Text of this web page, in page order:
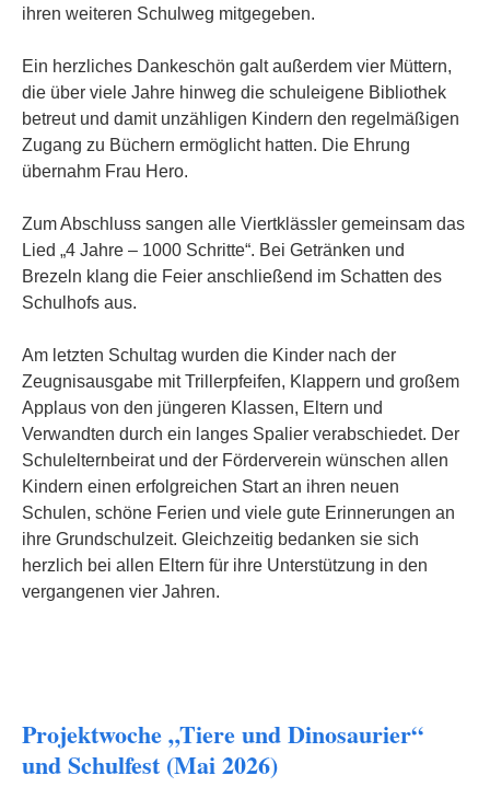
ihren weiteren Schulweg mitgegeben.
Ein herzliches Dankeschön galt außerdem vier Müttern,
die über viele Jahre hinweg die schuleigene Bibliothek
betreut und damit unzähligen Kindern den regelmäßigen
Zugang zu Büchern ermöglicht hatten. Die Ehrung
übernahm Frau Hero.
Zum Abschluss sangen alle Viertklässler gemeinsam das
Lied „4 Jahre – 1000 Schritte“. Bei Getränken und
Brezeln klang die Feier anschließend im Schatten des
Schulhofs aus.
Am letzten Schultag wurden die Kinder nach der
Zeugnisausgabe mit Trillerpfeifen, Klappern und großem
Applaus von den jüngeren Klassen, Eltern und
Verwandten durch ein langes Spalier verabschiedet. Der
Schulelternbeirat und der Förderverein wünschen allen
Kindern einen erfolgreichen Start an ihren neuen
Schulen, schöne Ferien und viele gute Erinnerungen an
ihre Grundschulzeit. Gleichzeitig bedanken sie sich
herzlich bei allen Eltern für ihre Unterstützung in den
vergangenen vier Jahren.
Projektwoche „Tiere und Dinosaurier“
und Schulfest (Mai 2026)